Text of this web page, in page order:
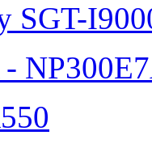
SGT-